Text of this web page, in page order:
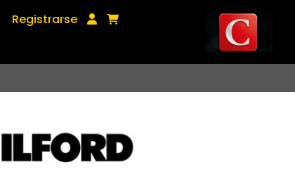
Registrarse